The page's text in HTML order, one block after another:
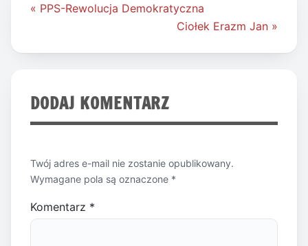
Nawigacja
« PPS-Rewolucja Demokratyczna
Ciołek Erazm Jan »
DODAJ KOMENTARZ
Twój adres e-mail nie zostanie opublikowany.
Wymagane pola są oznaczone *
Komentarz *